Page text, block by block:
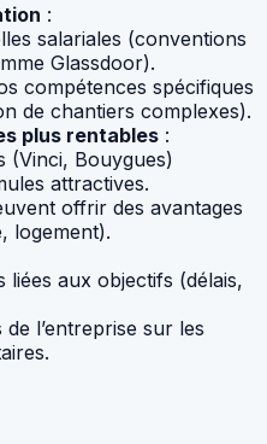
:
salariales (conventions
Glassdoor).
compétences spécifiques
de chantiers complexes).
plus rentables :
(Vinci, Bouygues)
attractives.
offrir des avantages
logement).
liées aux objectifs (délais,
l’entreprise sur les